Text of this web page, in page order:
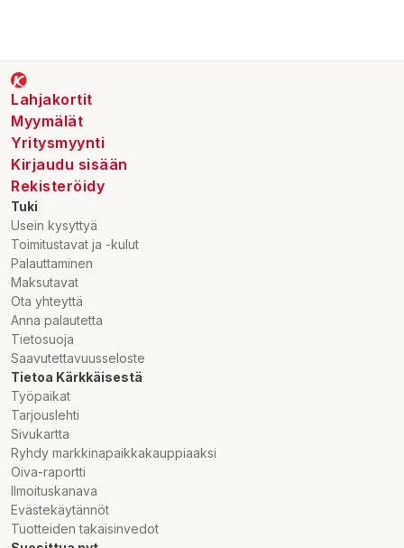
Lahjakortit
Myymälät
Yritysmyynti
Kirjaudu sisään
Rekisteröidy
Tuki
Usein kysyttyä
Toimitustavat ja -kulut
Palauttaminen
Maksutavat
Ota yhteyttä
Anna palautetta
Tietosuoja
Saavutettavuusseloste
Tietoa Kärkkäisestä
Työpaikat
Tarjouslehti
Sivukartta
Ryhdy markkinapaikkakauppiaaksi
Oiva-raportti
Ilmoituskanava
Evästekäytännöt
Tuotteiden takaisinvedot